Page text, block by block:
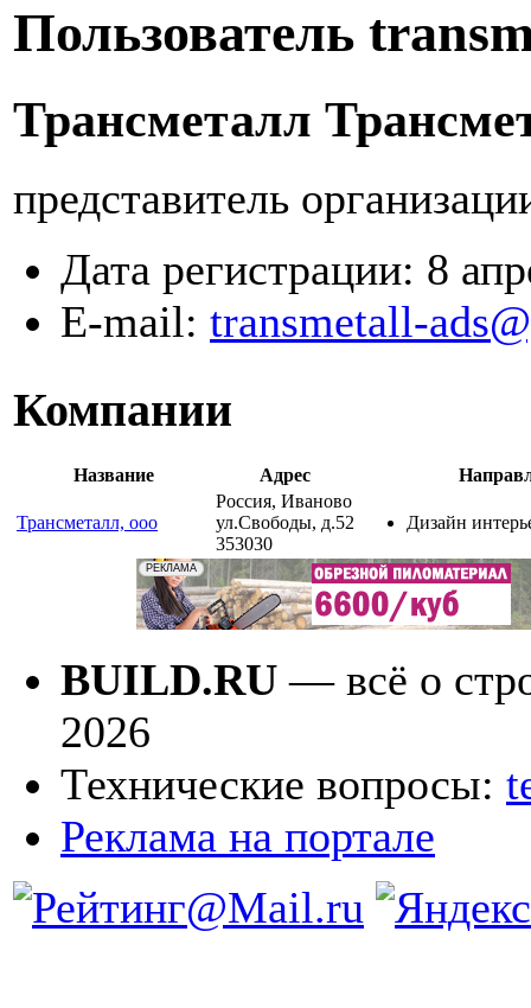
Пользователь
Трансметалл
представитель
Дата регистрации: 8
E-mail: transmetall-
Компании
Название Адрес
Трансметалл, ооо
Россия, Иваново
ул.Свободы, д.52
353030
Дизайн
BUILD.RU — всё о
2026
Технические вопросы:
Реклама на портале